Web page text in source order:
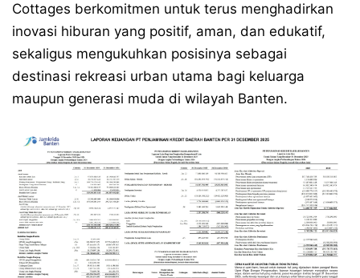
Cottages berkomitmen untuk terus menghadirkan
inovasi hiburan yang positif, aman, dan edukatif,
sekaligus mengukuhkan posisinya sebagai
destinasi rekreasi urban utama bagi keluarga
maupun generasi muda di wilayah Banten.